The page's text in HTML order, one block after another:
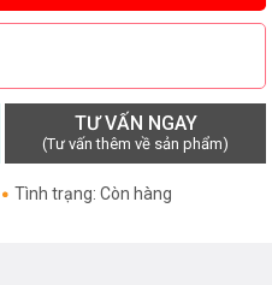
TƯ VẤN NGAY
(Tư vấn thêm về sản phẩm)
Tình trạng: Còn hàng